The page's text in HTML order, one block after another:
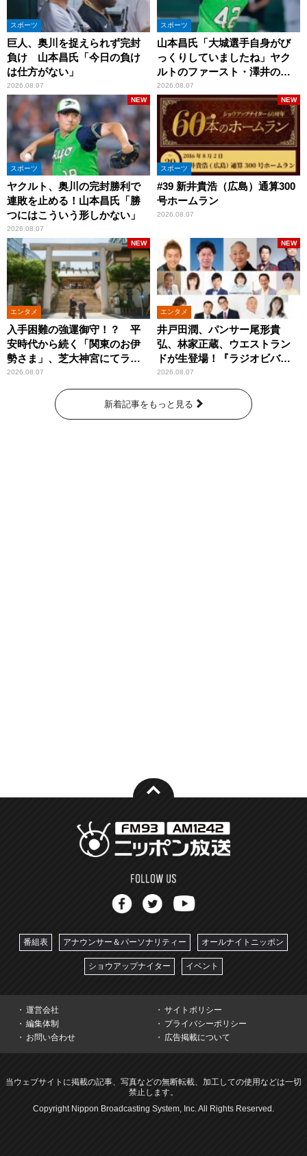
スポーツ
巨人、奥川を捉えられず完封
負け 山本昌氏「今日の負け
は仕方がない」
2026.08.07
スポーツ
山本昌氏「大城選手自身がび
っくりしていましたね」ヤク
ルトのファースト・澤井の判
断を評価
2026.08.07
スポーツ
ヤクルト、奥川の完封勝利で
連敗を止める！山本昌氏「勝
つにはこういう形しかない」
2026.08.07
NEW
スポーツ
#39 新井貴浩（広島）通算300
号ホームラン
2026.08.07
NEW
エンタメ
入手困難の強運御守！？ 平
安時代から続く「関東のお伊
勢さま」、芝大神宮にてラン
パンプスが合格祈願！
2026.08.07
NEW
エンタメ
井戸田潤、パンサー尾形貴
弘、林家正蔵、ウエストラン
ドが生登場！『ラジオビバリ
ー昼ズ』
2026.08.07
NEW
新着記事をもっと見る
番組表 アナウンサー＆パーソナリティー オールナイトニッポン
ショウアップナイター イベント
運営会社
サイトポリシー
編集体制
プライバシーポリシー
お問い合わせ
広告掲載について
当ウェブサイトに掲載の記事、写真などの無断転載、加工しての使用などは一切
禁止します。
Copyright Nippon Broadcasting System, Inc. All Rights Reserved.